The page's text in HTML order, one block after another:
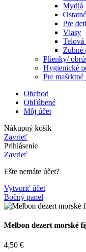
Mydlá
Ostatné
Pre deti
Vlasy
Telová
Zubné
Plienky/
Hygienické
Pre
Obchod
Obľúbené
Môj účet
Nákupný košík
Zavrieť
Prihlásenie
Zavrieť
Ešte nemáte účet?
Vytvoriť účet
Bočný panel
Melbon dezert morské
4,50 €